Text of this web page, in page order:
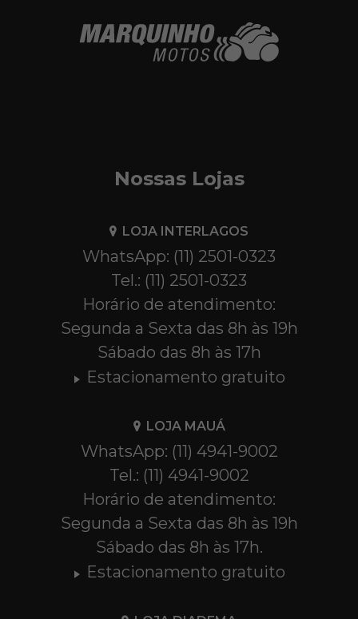
Nossas Lojas
LOJA INTERLAGOS
WhatsApp: (11) 2501-0323
Tel.: (11) 2501-0323
Horário de atendimento:
Segunda a Sexta das 8h às 19h
Sábado das 8h às 17h
Estacionamento gratuito
LOJA MAUÁ
WhatsApp: (11) 4941-9002
Tel.: (11) 4941-9002
Horário de atendimento:
Segunda a Sexta das 8h às 19h
Sábado das 8h às 17h.
Estacionamento gratuito